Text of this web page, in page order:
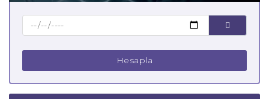
Hesapla